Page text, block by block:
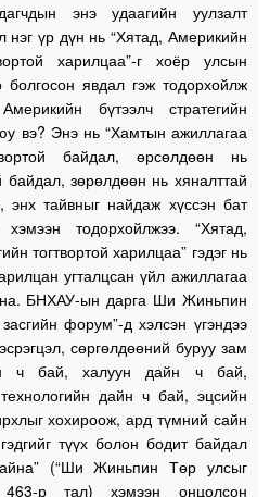
энэ удаагийн уулзалт
нэг үр дүн нь “Хятад, Америкийн
харилцаа”-г хоёр улсын
явдал гэж тодорхойлж
бүтээлч стратегийн
вэ? Энэ нь “Хамтын ажиллагаа
байдал, өрсөлдөөн нь
байдал, зөрөлдөөн нь хяналттай
энх тайвныг найдаж хүссэн бат
тодорхойлжээ. “Хятад,
тогтвортой харилцаа” гэдэг нь
угталцсан үйл ажиллагаа
БНХАУ-ын дарга Ши Жиньпин
форум”-д хэлсэн үгэндээ
сөргөлдөөний буруу зам
ч бай, халуун дайн ч бай,
дайн ч бай, эцсийн
хохироож, ард түмний сайн
түүх болон бодит байдал
(“Ши Жиньпин Төр улсыг
р тал) хэмээн онцолсон